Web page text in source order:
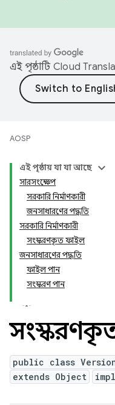
এই পৃষ্ঠাটি Cloud
AOSP
এই পৃষ্ঠায় যা যা আছে
সারসংক্ষেপ
সরকারি নির্মাণকারী
জনসাধারণের পদ্ধতি
সরকারি নির্মাণকারী
সংস্করণকৃত ফাইল
জনসাধারণের পদ্ধতি
ফাইল পান
সংস্করণ পান
public class
extends Object